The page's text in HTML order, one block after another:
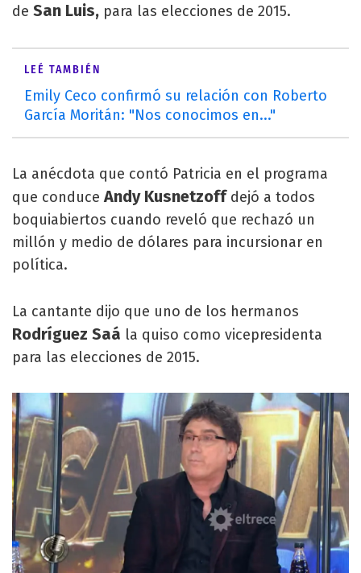
de San Luis, para las elecciones de 2015.
LEÉ TAMBIÉN
Emily Ceco confirmó su relación con Roberto
García Moritán: "Nos conocimos en..."
La anécdota que contó Patricia en el programa
que conduceAndy Kusnetzoffdejó a todos
boquiabiertos cuando reveló que rechazó un
millón y medio de dólares para incursionar en
política.
La cantante dijo que uno de los hermanos
Rodríguez Saá la quiso como vicepresidenta
para las elecciones de 2015.